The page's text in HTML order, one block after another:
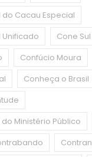
Cacau Especial
Cone Sul
Confúcio Moura
Conheça o Brasil
Ministério Público
Contran